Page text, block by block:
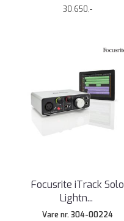
30.650,-
Focusrite iTrack Solo
Lightn...
Vare nr. 304-00224